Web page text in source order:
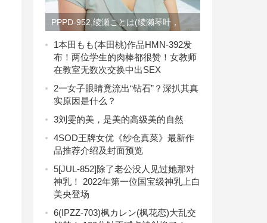
PPPD-952,绫瀬ことは(绫濑琴叶，
Ayase-Kotoha)最新作品2021/08/19发
布！
1本田もも(本田桃)作品HMN-392发
布！两位学生的肉棒都很赞！女教师
在教室无数次交换中出SEX
2一女子眼睛竟流出“钻石”？深扒其真
实原因是什么？
3刘雯的美，是美的高级美的自然
4SOD王牌女优《纱仓真菜》最新作
品推荐介绍及封面预览
5[JUL-852]除了老公没人见过她那对
神乳！ 2022年第一位国宝级神乳上白
美央登场
6(IPZZ-703)枫カレン(枫花恋)大乱交